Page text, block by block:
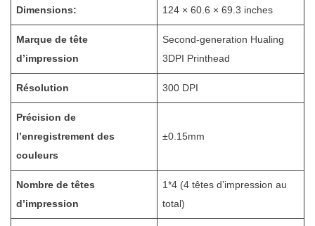
Dimensions: 124 × 60.6 × 69.3 inches
Marque de tête
d’impression
Second-generation Hualing
3DPI Printhead
Résolution 300 DPI
Précision de
l’enregistrement des
couleurs
±0.15mm
Nombre de têtes
d’impression
1*4 (4 têtes d’impression au
total)